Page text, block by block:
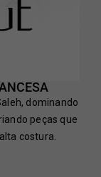
dominando
peças que
costura.